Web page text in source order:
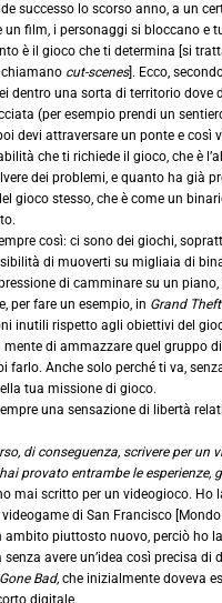
successo lo scorso anno, a un
un film, i personaggi si bloccano e
è il gioco che ti determina [si
cut-scenes]. Ecco,
dentro una sorta di territorio dove
(per esempio prendi un
devi attraversare un ponte e così
che ti richiede il gioco, che è
dei problemi, e quanto ha già
gioco stesso, che è come un
così: ci sono dei giochi,
di muoverti su migliaia di
di camminare su un
per fare un esempio, in Grand
inutili rispetto agli obiettivi del
mente di ammazzare quel gruppo
farlo. Anche solo perché ti va,
tua missione di gioco.
una sensazione di libertà
di conseguenza, scrivere per un
provato entrambe le esperienze,
mai scritto per un videogioco. Ho
di San Francisco
ambito piuttosto nuovo, perciò ho
avere un’idea così precisa di
Gone Bad, che inizialmente doveva
digitale.